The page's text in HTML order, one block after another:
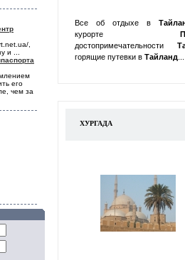
,
и ...
его
чем за
Все об отдыхе в
курорте
достопримечательности
горящие путевки в Тайланд
ХУРГАДА